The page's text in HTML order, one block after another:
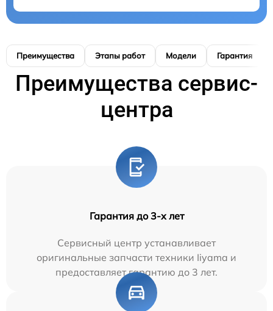
Преимущества Этапы работ Модели Гарантия
Преимущества сервис-
центра
Гарантия до 3-х лет
Сервисный центр устанавливает
оригинальные запчасти техники Iiyama и
предоставляет гарантию до 3 лет.